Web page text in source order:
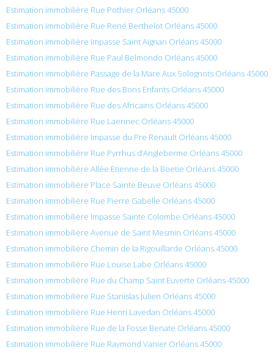
Estimation immobilière Rue Pothier Orléans 45000
Estimation immobilière Rue René Berthelot Orléans 45000
Estimation immobilière Impasse Saint Aignan Orléans 45000
Estimation immobilière Rue Paul Belmondo Orléans 45000
Estimation immobilière Passage de la Mare Aux Solognots Orléans 45000
Estimation immobilière Rue des Bons Enfants Orléans 45000
Estimation immobilière Rue des Africains Orléans 45000
Estimation immobilière Rue Laennec Orléans 45000
Estimation immobilière Impasse du Pre Renault Orléans 45000
Estimation immobilière Rue Pyrrhus d’Angleberme Orléans 45000
Estimation immobilière Allée Etienne de la Boetie Orléans 45000
Estimation immobilière Place Sainte Beuve Orléans 45000
Estimation immobilière Rue Pierre Gabelle Orléans 45000
Estimation immobilière Impasse Sainte Colombe Orléans 45000
Estimation immobilière Avenue de Saint Mesmin Orléans 45000
Estimation immobilière Chemin de la Rigouillarde Orléans 45000
Estimation immobilière Rue Louise Labe Orléans 45000
Estimation immobilière Rue du Champ Saint Euverte Orléans 45000
Estimation immobilière Rue Stanislas Julien Orléans 45000
Estimation immobilière Rue Henri Lavedan Orléans 45000
Estimation immobilière Rue de la Fosse Benate Orléans 45000
Estimation immobilière Rue Raymond Vanier Orléans 45000